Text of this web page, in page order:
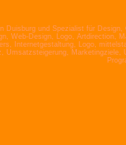
Duisburg und Spezialist für
Web-Design, Logo, Artdirection,
Internetgestaltung, Logo,
Umsatzsteigerung,